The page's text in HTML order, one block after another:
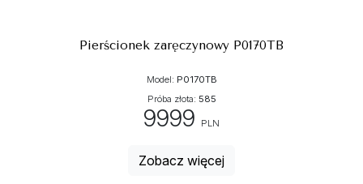
Pierścionek zaręczynowy P0170TB
Model: P0170TB
Próba złota: 585
9999 PLN
Zobacz więcej